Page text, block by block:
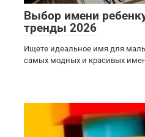
Выбор имени
тренды 2026
Ищете идеальное имя для
самых модных и красивых